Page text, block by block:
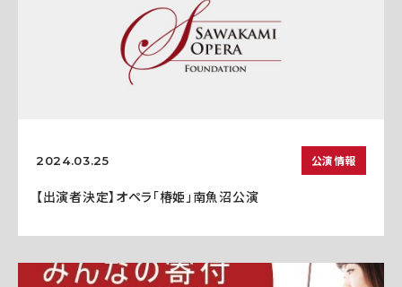
2024.03.25 公演情報
【出演者決定】オペラ「椿姫」南魚沼公演